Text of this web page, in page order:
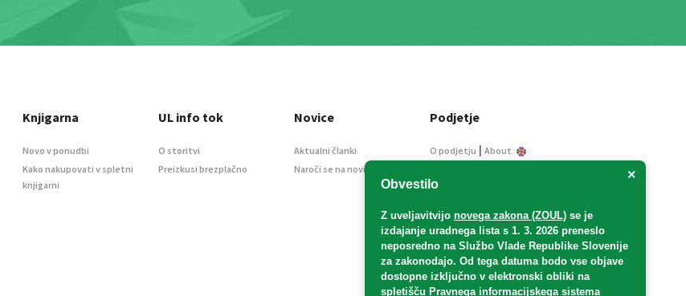
×
Obvestilo
Z uveljavitvijo novega zakona (ZOUL) se je
izdajanje uradnega lista s 1. 3. 2026 preneslo
neposredno na Službo Vlade Republike Slovenije
za zakonodajo. Od tega datuma bodo vse objave
dostopne izključno v elektronski obliki na
spletišču Pravnega informacijskega sistema
Knjigarna
Novo v ponudbi
Kako nakupovati v spletni
knjigarni
UL info tok
O storitvi
Preizkusi brezplačno
Novice
Aktualni članki
Naroči se na novice
Podjetje
O podjetju | About
Informacije javnega
Oglaševanje
Splošni pogoji
Izjava o varstvu osebnih
podatkov
E-dražbe